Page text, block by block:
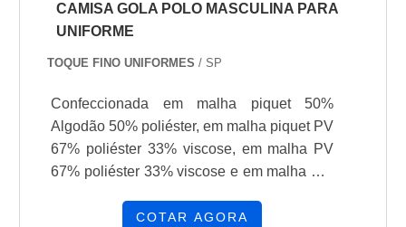
CAMISA GOLA POLO MASCULINA PARA
UNIFORME
TOQUE FINO UNIFORMES / SP
Confeccionada em malha piquet 50%
Algodão 50% poliéster, em malha piquet PV
67% poliéster 33% viscose, em malha PV
67% poliéster 33% viscose e em malha Dry
COTAR AGORA